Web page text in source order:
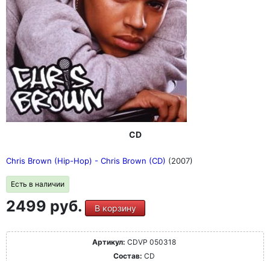
CD
Chris Brown (Hip-Hop) - Chris Brown (CD) (2007)
Есть в наличии
2499 руб. В корзину
Артикул: CDVP 050318
Состав: CD